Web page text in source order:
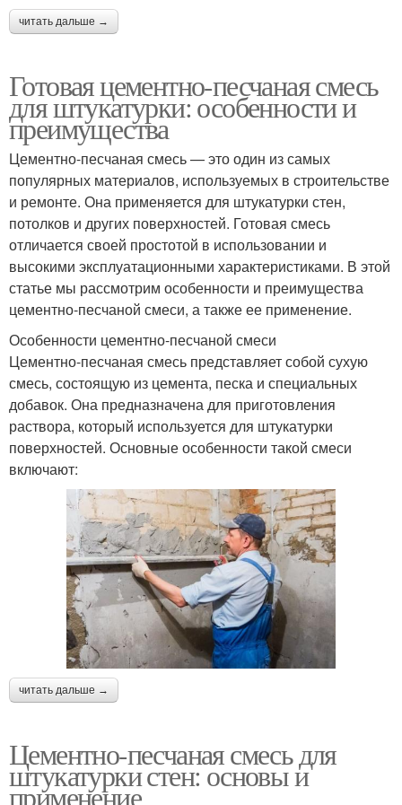
читать дальше →
Готовая цементно-песчаная смесь
для штукатурки: особенности и
преимущества
Цементно-песчаная смесь — это один из самых
популярных материалов, используемых в строительстве
и ремонте. Она применяется для штукатурки стен,
потолков и других поверхностей. Готовая смесь
отличается своей простотой в использовании и
высокими эксплуатационными характеристиками. В этой
статье мы рассмотрим особенности и преимущества
цементно-песчаной смеси, а также ее применение.
Особенности цементно-песчаной смеси
Цементно-песчаная смесь представляет собой сухую
смесь, состоящую из цемента, песка и специальных
добавок. Она предназначена для приготовления
раствора, который используется для штукатурки
поверхностей. Основные особенности такой смеси
включают:
читать дальше →
Цементно-песчаная смесь для
штукатурки стен: основы и
применение